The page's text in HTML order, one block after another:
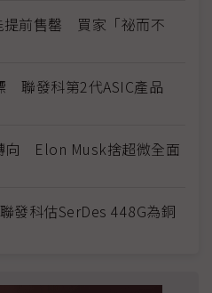
提前售罄 買家「祕而不
聯發科第2代ASIC產品
向 Elon Musk捨超微全面
發科估SerDes 448G為銅